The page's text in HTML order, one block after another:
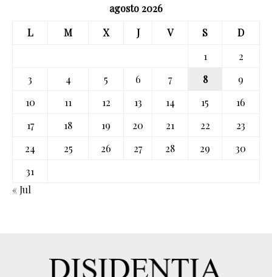
agosto 2026
L
M X J V S
D
1
2
3
4 5 6 7 8
9
10
11 12 13 14 15
16
17
18 19 20 21 22
23
24
25 26 27 28 29
30
31
« Jul